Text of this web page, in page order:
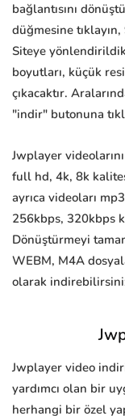
bağlantısını
düğmesine
Siteye
boyutları, küçük
çıkacaktır.
"indir" butonuna
Jwplayer
full hd, 4k, 8k
ayrıca videoları
256kbps, 320kbps
Dönüştürmeyi
WEBM, M4A
olarak
Jwplayer video
yardımcı olan bir
herhangi bir özel